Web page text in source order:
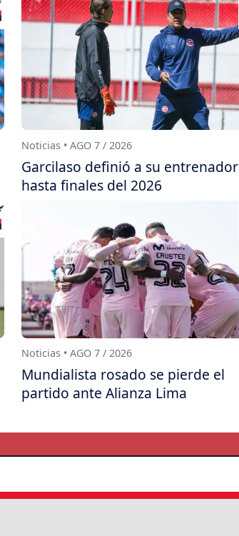
Noticias • AGO 7 / 2026
Garcilaso definió a su entrenador
hasta finales del 2026
Noticias • AGO 7 / 2026
Mundialista rosado se pierde el
partido ante Alianza Lima